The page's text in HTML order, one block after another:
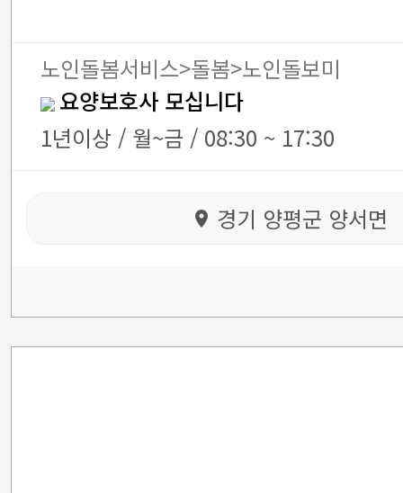
노인돌봄서비스>돌봄>노인돌보미
요양보호사 모십니다
1년이상 / 월~금 / 08:30 ~ 17:30
경기 양평군 양서면